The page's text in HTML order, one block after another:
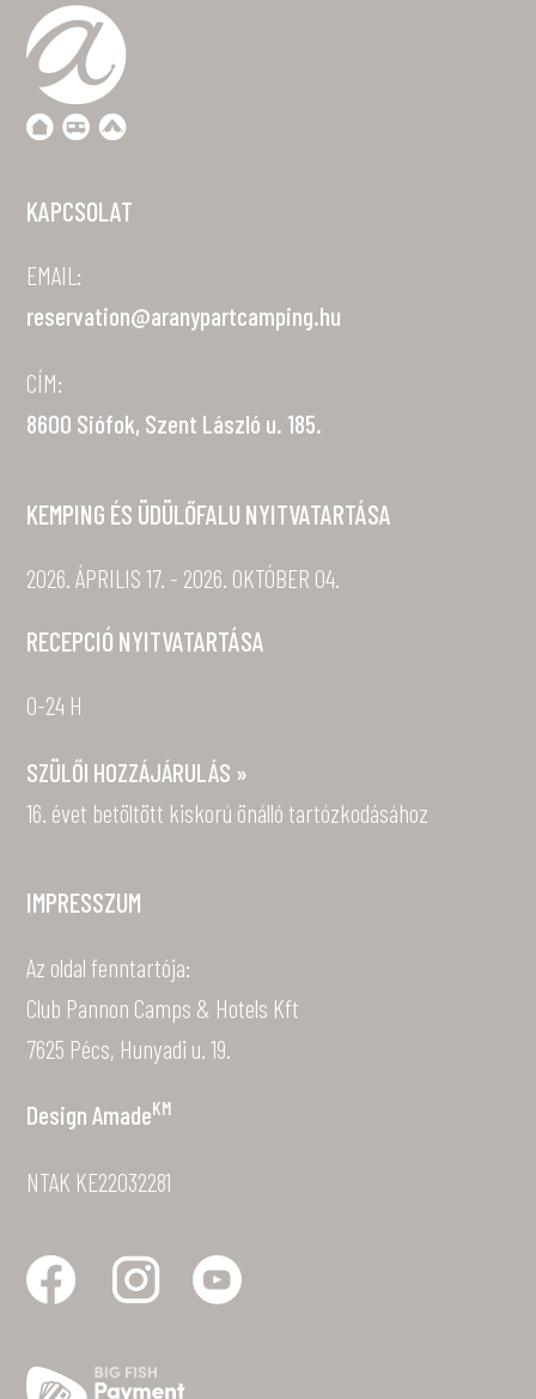
KAPCSOLAT
EMAIL:
reservation@aranypartcamping.hu
CÍM:
8600 Siófok, Szent László u. 185.
KEMPING ÉS ÜDÜLŐFALU NYITVATARTÁSA
2026. ÁPRILIS 17. - 2026. OKTÓBER 04.
RECEPCIÓ NYITVATARTÁSA
0-24 H
SZÜLŐI HOZZÁJÁRULÁS »
16. évet betöltött kiskorú önálló tartózkodásához
IMPRESSZUM
Az oldal fenntartója:
Club Pannon Camps & Hotels Kft
7625 Pécs, Hunyadi u. 19.
Design AmadeKM
NTAK KE22032281